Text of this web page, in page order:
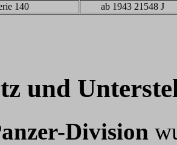
140
ab 1943 21548 J
und
Division